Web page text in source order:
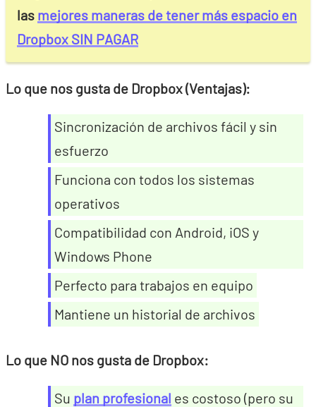
las mejores maneras de tener más espacio en
Dropbox SIN PAGAR
Lo que nos gusta de Dropbox (Ventajas):
Sincronización de archivos fácil y sin
esfuerzo
Funciona con todos los sistemas
operativos
Compatibilidad con Android, iOS y
Windows Phone
Perfecto para trabajos en equipo
Mantiene un historial de archivos
Lo que NO nos gusta de Dropbox:
Su plan profesional es costoso (pero su